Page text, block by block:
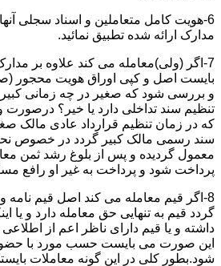
6-هویت کامل متعاملین و اسناد سجلی
مدارک ارائه شده تطبیق نمائید.
7-اگر (ولی)معامله می کند علاوه بر
بایست اصل و کپی اوراق هویت محجور
و بررسی شود که صغیر در چه زمانی کبیر
تنظیم سند تداخلی دارد یا خیر؟ درصورت
که در زمان تنظیم قرارداد عادی مالک
سند رسمی مالک کبیر گردد در خصوص
معمول گردیده و پس از بلوغ رشد ثمن
پرداخت شود و پرداخت به غیر او رافع
8-اگر قیم معامله می کند اصل قیم
گردد قیم به تنهایی حق معامله دارد و یا
داشته و یا قیم دارای ناظر اعم از
این صورت می بایست حسب مورد با حضور
شود.بطور کلی در این گونه معاملات